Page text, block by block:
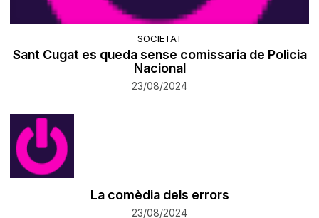
SOCIETAT
Sant Cugat es queda sense comissaria de Policia
Nacional
23/08/2024
La comèdia dels errors
23/08/2024